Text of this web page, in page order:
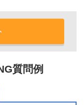
質問例